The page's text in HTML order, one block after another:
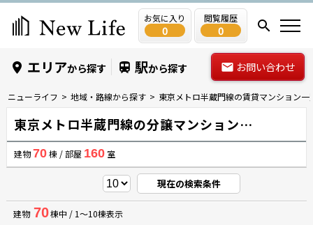
お気に入り
0
閲覧履歴
0
エリアから探す 駅から探す お問い合わせ
ニューライフ 地域・路線から探す 東京メトロ半蔵門線の賃貸マンション一
東京メトロ半蔵門線の分譲マンション情報一覧
建物70棟 / 部屋 160室
現在の検索条件
建物 70棟中 / 1～10棟表示